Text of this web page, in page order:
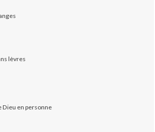
lèvres
Dieu en personne